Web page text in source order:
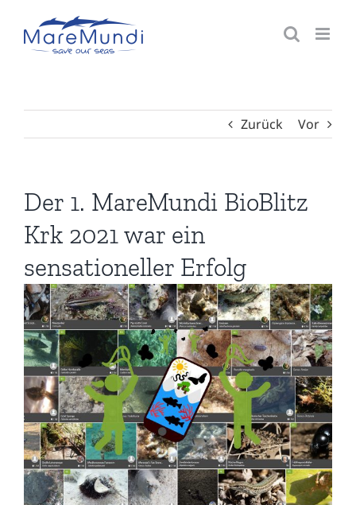
Inhalt
springen
Zurück Vor
Der 1. MareMundi BioBlitz
Krk 2021 war ein
sensationeller Erfolg